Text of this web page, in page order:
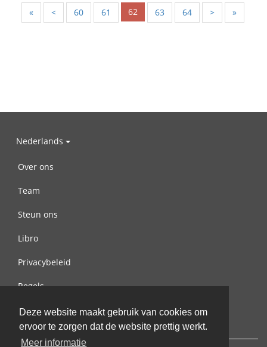
Deze website maakt gebruik van cookies om
ervoor te zorgen dat de website prettig werkt.
Meer informatie
« < 60 61 62 63 64 > »
Nederlands
Over ons
Team
Steun ons
Libro
Privacybeleid
Regels
Contact met ons opnemen